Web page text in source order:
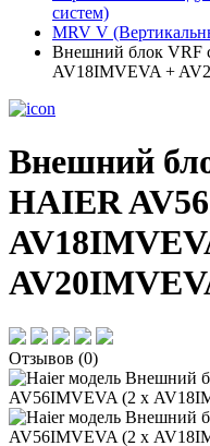
систем)
MRV V
Внешний блок VRF
AV18IMVEVA +
Внешний
HAIER
Отзывов (0)